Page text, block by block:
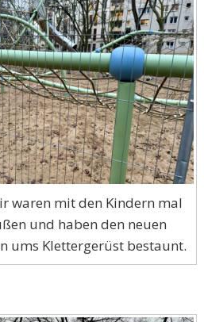
waren mit den Kindern mal
und haben den neuen
ums Klettergerüst bestaunt.